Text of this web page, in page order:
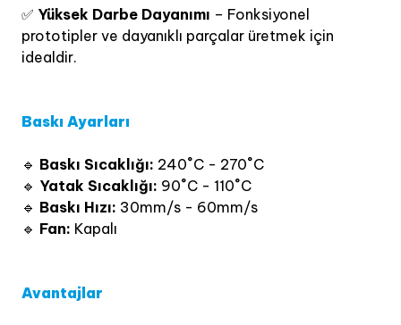
✅ Yüksek Darbe Dayanımı – Fonksiyonel
prototipler ve dayanıklı parçalar üretmek için
idealdir.
Baskı Ayarları
🔹 Baskı Sıcaklığı: 240˚C - 270˚C
🔹 Yatak Sıcaklığı: 90˚C - 110˚C
🔹 Baskı Hızı: 30mm/s - 60mm/s
🔹 Fan: Kapalı
Avantajlar